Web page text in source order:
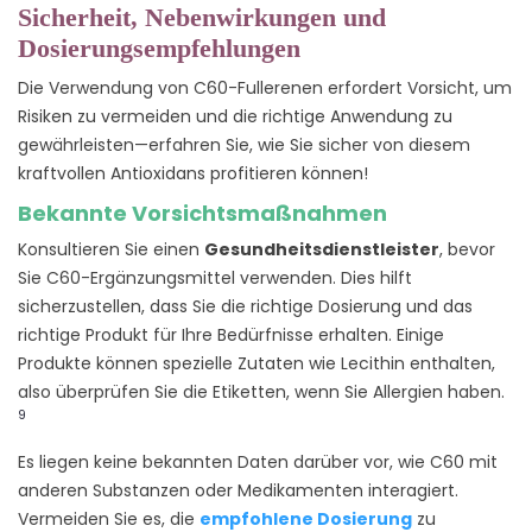
Sicherheit, Nebenwirkungen und
Dosierungsempfehlungen
Die Verwendung von C60-Fullerenen erfordert Vorsicht, um
Risiken zu vermeiden und die richtige Anwendung zu
gewährleisten—erfahren Sie, wie Sie sicher von diesem
kraftvollen Antioxidans profitieren können!
Bekannte Vorsichtsmaßnahmen
Konsultieren Sie einen Gesundheitsdienstleister, bevor
Sie C60-Ergänzungsmittel verwenden. Dies hilft
sicherzustellen, dass Sie die richtige Dosierung und das
richtige Produkt für Ihre Bedürfnisse erhalten. Einige
Produkte können spezielle Zutaten wie Lecithin enthalten,
also überprüfen Sie die Etiketten, wenn Sie Allergien haben.
9
Es liegen keine bekannten Daten darüber vor, wie C60 mit
anderen Substanzen oder Medikamenten interagiert.
Vermeiden Sie es, die empfohlene Dosierung zu